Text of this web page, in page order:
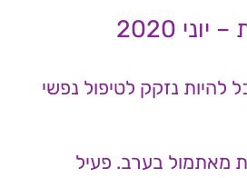
2020
נזקק לטיפול נפשי
מאתמול בערב. פעיל